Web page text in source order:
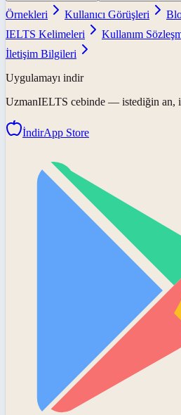
Örnekleri
Kullanıcı Görüşleri
IELTS Kelimeleri
Kullanım
İletişim Bilgileri
Uygulamayı indir
UzmanIELTS cebinde — istediğin an,
İndirApp Store